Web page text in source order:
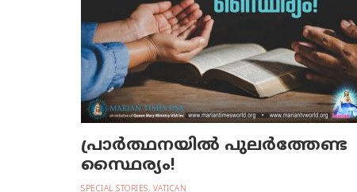
പ്രാര്‍ത്ഥനയില്‍ പുലര്‍ത്തേണ്ട
സ്ഥൈര്യം!
SPECIAL STORIES, VATICAN